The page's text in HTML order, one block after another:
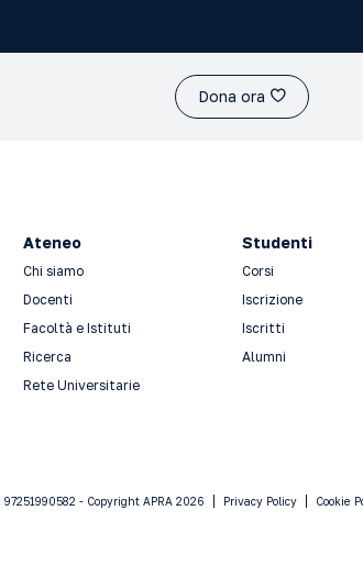
Dona ora
Ateneo
Chi siamo
Docenti
Facoltà e Istituti
Ricerca
Rete Universitarie
Studenti
Corsi
Iscrizione
Iscritti
Alumni
97251990582 - Copyright APRA 2026 Privacy Policy Cookie